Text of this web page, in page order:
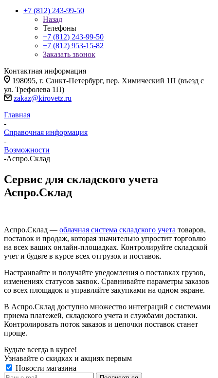
+7 (812) 243-99-50
Назад
Телефоны
+7 (812) 243-99-50
+7 (812) 953-15-82
Заказать звонок
Контактная информация
198095, г. Санкт-Петербург, пер. Химический 1П (въезд с
ул. Трефолева 1П)
zakaz@kirovetz.ru
Главная
-
Справочная информация
-
Возможности
-Аспро.Склад
Сервис для складского учета
Аспро.Склад
Аспро.Склад — облачная система складского учета товаров,
поставок и продаж, которая значительно упростит торговлю
на всех ваших онлайн-площадках. Контролируйте складской
учет и будьте в курсе всех отгрузок и поставок.
Настраивайте и получайте уведомления о поставках грузов,
изменениях статусов заявок. Сравнивайте параметры заказов
со всех площадок и управляйте закупками на одном экране.
В Аспро.Склад доступно множество интеграций с системами
приема платежей, складского учета и службами доставки.
Контролировать поток заказов и цепочки поставок станет
проще.
Будьте всегда в курсе!
Узнавайте о скидках и акциях первым
Новости магазина